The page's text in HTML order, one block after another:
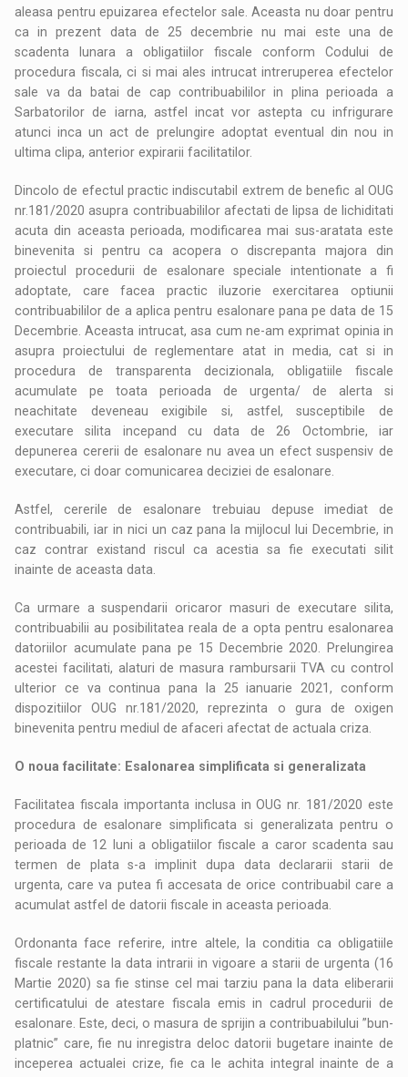
aleasa pentru epuizarea efectelor sale. Aceasta nu doar pentru
ca in prezent data de 25 decembrie nu mai este una de
scadenta lunara a obligatiilor fiscale conform Codului de
procedura fiscala, ci si mai ales intrucat intreruperea efectelor
sale va da batai de cap contribuabililor in plina perioada a
Sarbatorilor de iarna, astfel incat vor astepta cu infrigurare
atunci inca un act de prelungire adoptat eventual din nou in
ultima clipa, anterior expirarii facilitatilor.
Dincolo de efectul practic indiscutabil extrem de benefic al OUG
nr.181/2020 asupra contribuabililor afectati de lipsa de lichiditati
acuta din aceasta perioada, modificarea mai sus-aratata este
binevenita si pentru ca acopera o discrepanta majora din
proiectul procedurii de esalonare speciale intentionate a fi
adoptate, care facea practic iluzorie exercitarea optiunii
contribuabililor de a aplica pentru esalonare pana pe data de 15
Decembrie. Aceasta intrucat, asa cum ne-am exprimat opinia in
asupra proiectului de reglementare atat in media, cat si in
procedura de transparenta decizionala, obligatiile fiscale
acumulate pe toata perioada de urgenta/ de alerta si
neachitate deveneau exigibile si, astfel, susceptibile de
executare silita incepand cu data de 26 Octombrie, iar
depunerea cererii de esalonare nu avea un efect suspensiv de
executare, ci doar comunicarea deciziei de esalonare.
Astfel, cererile de esalonare trebuiau depuse imediat de
contribuabili, iar in nici un caz pana la mijlocul lui Decembrie, in
caz contrar existand riscul ca acestia sa fie executati silit
inainte de aceasta data.
Ca urmare a suspendarii oricaror masuri de executare silita,
contribuabilii au posibilitatea reala de a opta pentru esalonarea
datoriilor acumulate pana pe 15 Decembrie 2020. Prelungirea
acestei facilitati, alaturi de masura rambursarii TVA cu control
ulterior ce va continua pana la 25 ianuarie 2021, conform
dispozitiilor OUG nr.181/2020, reprezinta o gura de oxigen
binevenita pentru mediul de afaceri afectat de actuala criza.
O noua facilitate: Esalonarea simplificata si generalizata
Facilitatea fiscala importanta inclusa in OUG nr. 181/2020 este
procedura de esalonare simplificata si generalizata pentru o
perioada de 12 luni a obligatiilor fiscale a caror scadenta sau
termen de plata s-a implinit dupa data declararii starii de
urgenta, care va putea fi accesata de orice contribuabil care a
acumulat astfel de datorii fiscale in aceasta perioada.
Ordonanta face referire, intre altele, la conditia ca obligatiile
fiscale restante la data intrarii in vigoare a starii de urgenta (16
Martie 2020) sa fie stinse cel mai tarziu pana la data eliberarii
certificatului de atestare fiscala emis in cadrul procedurii de
esalonare. Este, deci, o masura de sprijin a contribuabilului ”bun-
platnic” care, fie nu inregistra deloc datorii bugetare inainte de
inceperea actualei crize, fie ca le achita integral inainte de a